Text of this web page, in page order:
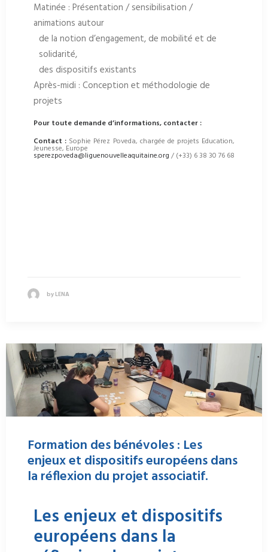
Matinée : Présentation / sensibilisation /
animations autour
de la notion d’engagement, de mobilité et de
solidarité,
des dispositifs existants
Après-midi : Conception et méthodologie de
projets
Pour toute demande d’informations, contacter :
Contact : Sophie Pérez Poveda, chargée de projets Education,
Jeunesse, Europe
sperezpoveda@liguenouvelleaquitaine.org / (+33) 6 38 30 76 68
by LENA
Formation des bénévoles : Les
enjeux et dispositifs européens dans
la réflexion du projet associatif.
Les enjeux et dispositifs
européens dans la